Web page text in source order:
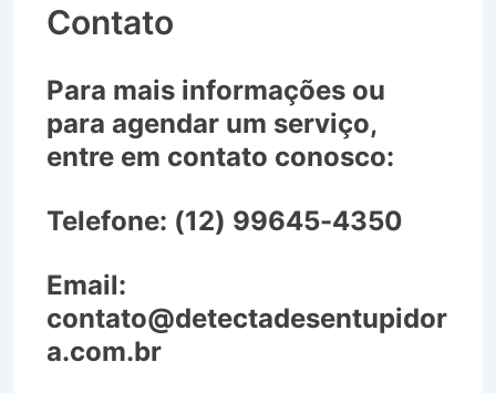
Contato
Para mais informações ou
para agendar um serviço,
entre em contato conosco:
Telefone: (12) 99645-4350
Email:
contato@detectadesentupidor
a.com.br